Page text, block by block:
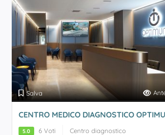
Salva
CENTRO MEDICO DIAGNOSTICO
5.0 6 Voti
Centro diagnostico